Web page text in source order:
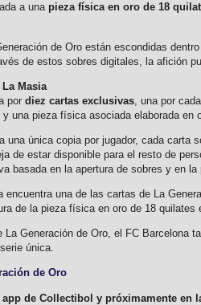
a una pieza física en oro de 18
de Oro están escondidas
de estos sobres digitales, la afición
Masia
por diez cartas exclusivas , una por
una pieza física asociada elaborada en
una única copia por jugador, cada carta
de estar disponible para el resto de
basada en la apertura de sobres y en
encuentra una de las cartas de La
de la pieza física en oro de 18 quilates
La Generación de Oro, el FC
única.
de Oro
de Collectibol y próximamente en